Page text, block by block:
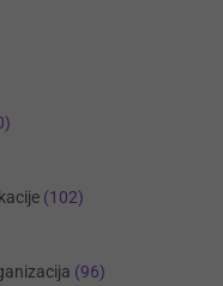
(102)
(96)